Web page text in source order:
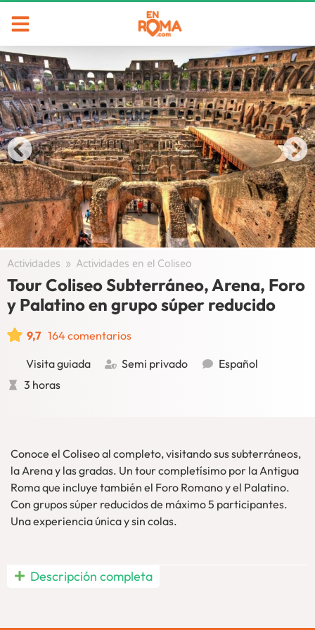
Actividades / Actividades en el Coliseo
Tour Coliseo Subterráneo, Arena, Foro
y Palatino en grupo súper reducido
9,7 164 comentarios
Visita guiada
Semi privado
Español
3 horas
Conoce el Coliseo al completo, visitando sus subterráneos,
la Arena y las gradas. Un tour completísimo por la Antigua
Roma que incluye también el Foro Romano y el Palatino.
Con grupos súper reducidos de máximo 5 participantes.
Una experiencia única y sin colas.
La visita más completa posible al Coliseo: tour Coliseo
Descripción completa